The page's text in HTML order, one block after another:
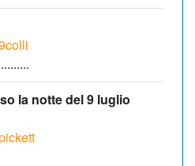
la notte del 9 luglio